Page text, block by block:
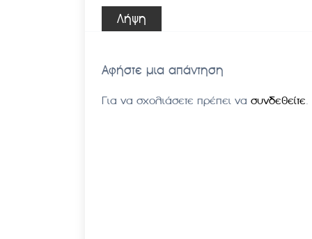
Λήψη
Αφήστε μια απάντηση
Για να σχολιάσετε πρέπει να συνδεθείτε.